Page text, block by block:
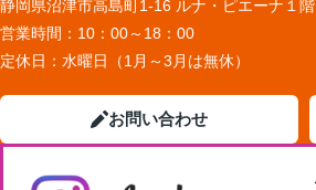
静岡県沼津市高島町1-16 ルナ・ピエーナ１階
営業時間： 10：00～18：00
定休日： 水曜日（1月～3月は無休）
お問い合わせ